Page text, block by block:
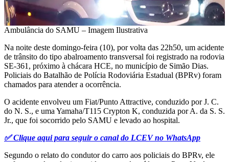
Ambulância do SAMU – Imagem Ilustrativa
Na noite deste domingo-feira (10), por volta das 22h50, um acidente
de trânsito do tipo abalroamento transversal foi registrado na rodovia
SE-361, próximo à chácara HCE, no município de Simão Dias.
Policiais do Batalhão de Polícia Rodoviária Estadual (BPRv) foram
chamados para atender a ocorrência.
O acidente envolveu um Fiat/Punto Attractive, conduzido por J. C.
do N. S., e uma Yamaha/T115 Crypton K, conduzida por A. da S. S.
Jr., que foi socorrido pelo SAMU e levado ao hospital.
✅ Clique aqui para seguir o canal do LCEV no WhatsApp
Segundo o relato do condutor do carro aos policiais do BPRv, ele